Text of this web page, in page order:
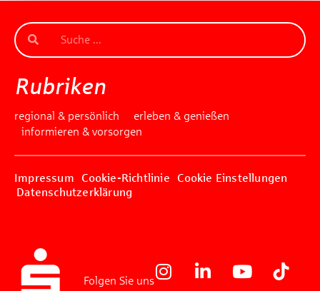
Rubriken
regional & persönlich
erleben & genießen
informieren & vorsorgen
Impressum Cookie-Richtlinie
Cookie Einstellungen
Datenschutzerklärung
Folgen Sie uns